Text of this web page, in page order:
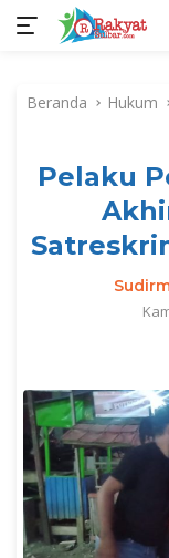
kontenBeranda Hukum
Pelaku